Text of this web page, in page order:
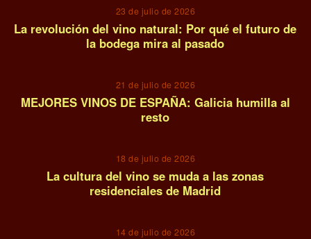
23 de julio de 2026
La revolución del vino natural: Por qué el futuro de
la bodega mira al pasado
21 de julio de 2026
MEJORES VINOS DE ESPAÑA: Galicia humilla al
resto
18 de julio de 2026
La cultura del vino se muda a las zonas
residenciales de Madrid
14 de julio de 2026